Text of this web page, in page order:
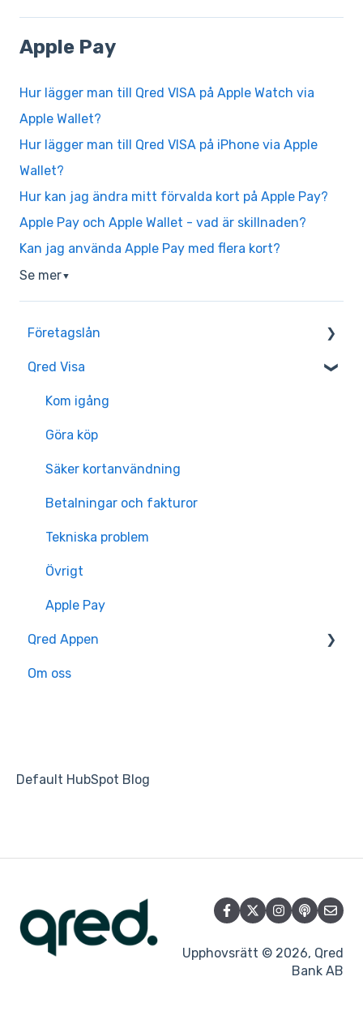
Apple Pay
Hur lägger man till Qred VISA på Apple Watch via
Apple Wallet?
Hur lägger man till Qred VISA på iPhone via Apple
Wallet?
Hur kan jag ändra mitt förvalda kort på Apple Pay?
Apple Pay och Apple Wallet - vad är skillnaden?
Kan jag använda Apple Pay med flera kort?
Se mer▼
Företagslån
Ansök
Utbetalning
Ansökningsstatus
Återbetalning
Dokument
Kostnader
Tekniska problem
Övrigt
Fullmakt
Qred Visa
Kom igång
Göra köp
Säker kortanvändning
Betalningar och fakturor
Tekniska problem
Övrigt
Apple Pay
Qred Appen
Kom igång
Om oss
Default HubSpot Blog
Upphovsrätt © 2026, Qred
Bank AB